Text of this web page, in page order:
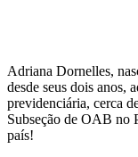
Adriana Dornelles,
desde seus dois anos,
previdenciária, cerca
Subseção de OAB no
país!